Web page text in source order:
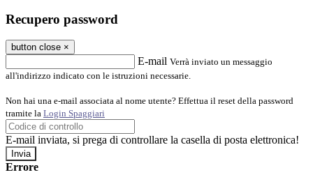
Recupero password
button close ×
E-mail Verrà inviato un messaggio
all'indirizzo indicato con le istruzioni necessarie.
Non hai una e-mail associata al nome utente? Effettua il reset della password
tramite la Login Spaggiari
E-mail inviata, si prega di controllare la casella di posta elettronica!
Errore